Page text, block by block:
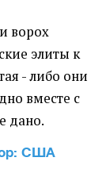
ворох
элиты к
- либо они
вместе с
дано.
США